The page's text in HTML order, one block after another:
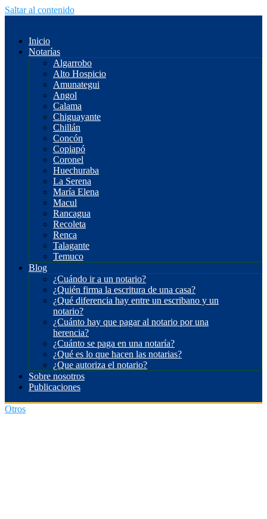
Saltar al contenido
Inicio
Notarías
Algarrobo
Alto Hospicio
Amunategui
Angol
Calama
Chiguayante
Chillán
Concón
Copiapó
Coronel
Huechuraba
La Serena
María Elena
Macul
Rancagua
Recoleta
Renca
Talagante
Temuco
Blog
¿Cuándo ir a un notario?
¿Quién firma la escritura de una casa?
¿Qué diferencia hay entre un escribano y un
notario?
¿Cuánto hay que pagar al notario por una
herencia?
¿Cuánto se paga en una notaría?
¿Qué es lo que hacen las notarias?
¿Que autoriza el notario?
Sobre nosotros
Publicaciones
Otros